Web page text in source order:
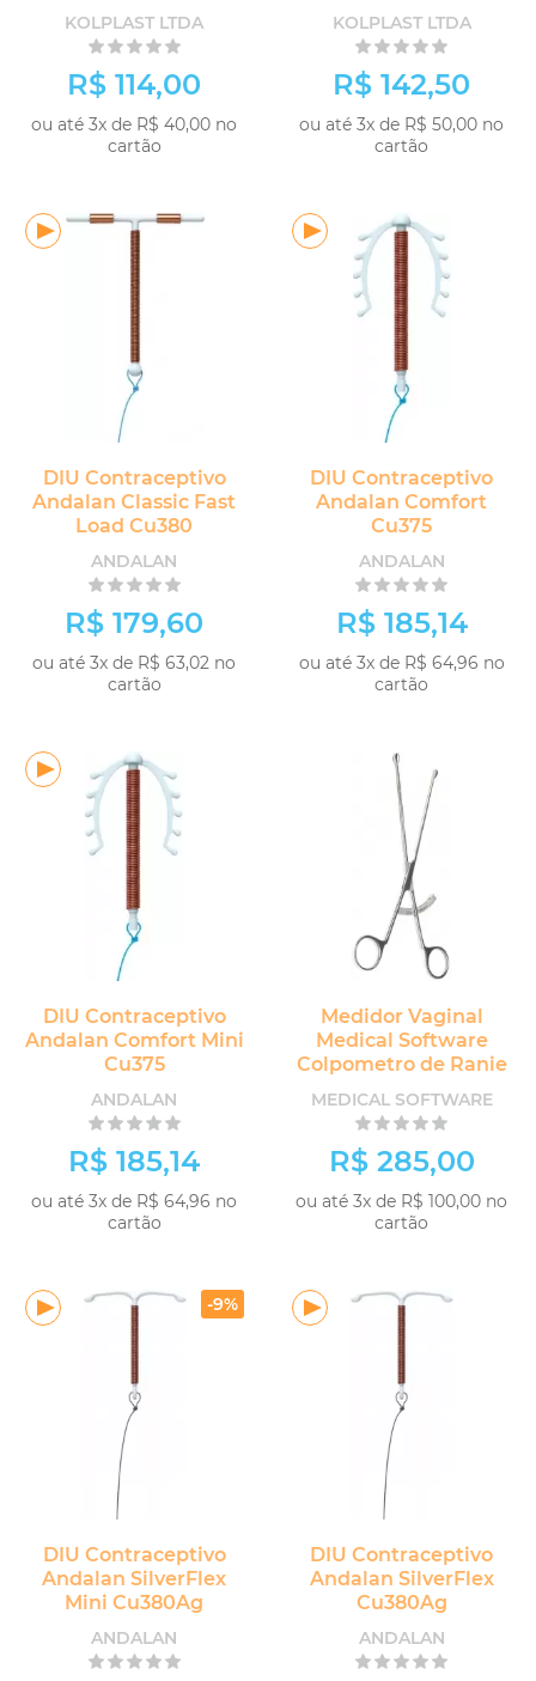
Descartável
KOLPLAST LTDA
R$ 114,00
ou até 3x de R$ 40,00 no
cartão
KOLPLAST LTDA
R$ 142,50
ou até 3x de R$ 50,00 no
cartão
DIU Contraceptivo
Andalan Classic Fast
Load Cu380
ANDALAN
R$ 179,60
ou até 3x de R$ 63,02 no
cartão
DIU Contraceptivo
Andalan Comfort
Cu375
ANDALAN
R$ 185,14
ou até 3x de R$ 64,96 no
cartão
DIU Contraceptivo
Andalan Comfort Mini
Cu375
ANDALAN
R$ 185,14
ou até 3x de R$ 64,96 no
cartão
Medidor Vaginal
Medical Software
Colpometro de Ranie
MEDICAL SOFTWARE
R$ 285,00
ou até 3x de R$ 100,00 no
cartão
-9%
DIU Contraceptivo
Andalan SilverFlex
Mini Cu380Ag
ANDALAN
DIU Contraceptivo
Andalan SilverFlex
Cu380Ag
ANDALAN